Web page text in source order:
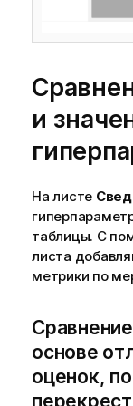
и
На листе
таблицы. С
листа
метрики по
основе
оценок,